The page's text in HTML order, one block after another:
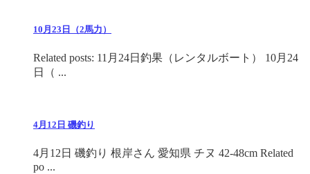
10月23日（2馬力）
Related posts: 11月24日釣果（レンタルボート） 10月24
日（ ...
4月12日 磯釣り
4月12日 磯釣り 根岸さん 愛知県 チヌ 42-48cm Related
po ...